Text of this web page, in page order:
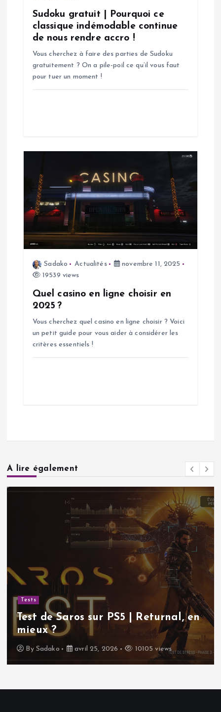
Sudoku gratuit | Pourquoi ce
classique indémodable continue
de nous rendre accro !
Vous cherchez à faire des parties de Sudoku
gratuitement ? On a pile-poil ce qu’il vous faut
pour tuer un moment !
Sadako Actualités
novembre 11, 2025
19539 views
Quel casino en ligne choisir en
2025 ?
Vous cherchez quel casino en ligne choisir ? Voici
un petit guide pour vous aider à considérer les
critères essentiels !
A lire également
Tests
Test de Saros sur PS5 | Returnal, en
mieux ?
By Sadako avril 25, 2026 10105 views